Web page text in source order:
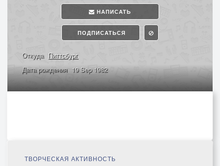
НАПИСАТЬ
ПОДПИСАТЬСЯ
Откуда Питтсбург
Дата рождения 19 Sep 1982
ТВОРЧЕСКАЯ АКТИВНОСТЬ